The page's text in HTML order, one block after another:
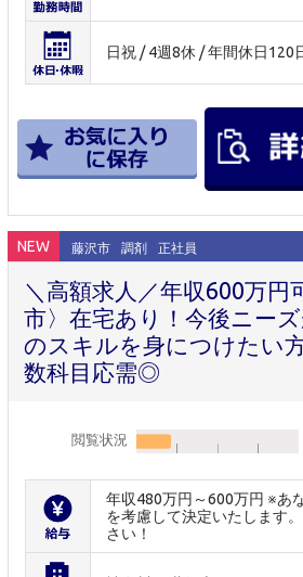
日祝 / 4週8休 / 年間休日120
NEW 藤沢市 調剤 正社員
＼高額求人／年収600万円
市〉在宅あり！今後ニー
のスキルを身につけたい
数科目応需◎
閲覧状況
年収480万円～600万円 ※あ
を考慮して決定いたします
さい！